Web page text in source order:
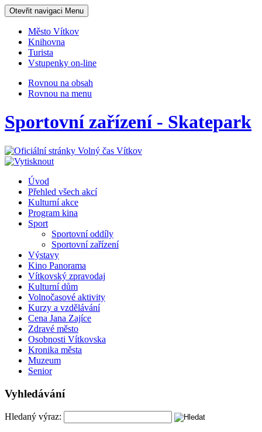
Otevřit navigaci Menu
Město Vítkov
Knihovna
Turista
Vstupenky on-line
Rovnou na obsah
Rovnou na menu
Sportovní zařízení - Skatepark
Úvod
Přehled všech akcí
Kulturní akce
Program kina
Sport
Sportovní oddíly
Sportovní zařízení
Výstavy
Kino Panorama
Vítkovský zpravodaj
Kulturní dům
Volnočasové aktivity
Kurzy a vzdělávání
Cena Jana Zajíce
Zdravé město
Osobnosti Vítkovska
Kronika města
Muzeum
Senior
Vyhledávání
Hledaný výraz: